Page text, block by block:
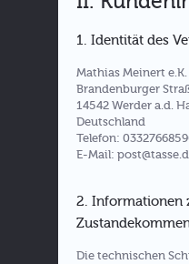
1. Identität des
Mathias Meinert e.K.
Brandenburger
14542 Werder a.d.
Deutschland
Telefon:
E-Mail:
2. Informationen
Die technischen